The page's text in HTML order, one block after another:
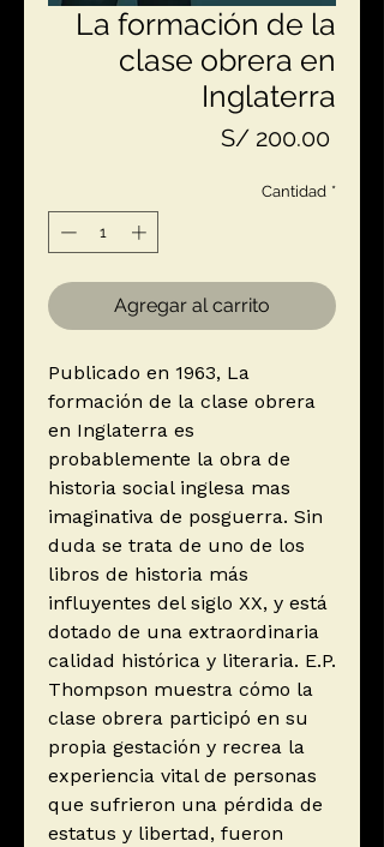
La formación de la
clase obrera en
Inglaterra
S/ 200.00Precio
Cantidad *
Agregar al carrito
Publicado en 1963, La
formación de la clase obrera
en Inglaterra es
probablemente la obra de
historia social inglesa mas
imaginativa de posguerra. Sin
duda se trata de uno de los
libros de historia más
influyentes del siglo XX, y está
dotado de una extraordinaria
calidad histórica y literaria. E.P.
Thompson muestra cómo la
clase obrera participó en su
propia gestación y recrea la
experiencia vital de personas
que sufrieron una pérdida de
estatus y libertad, fueron